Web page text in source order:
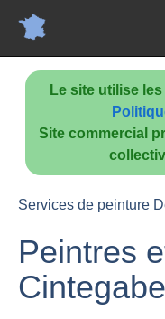
Le site utilise
Site commercial
Services de peinture
Peintres